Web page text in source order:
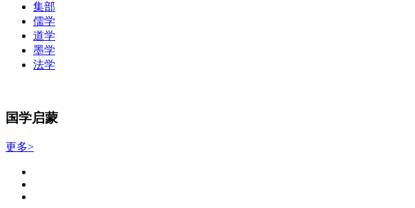
集部
儒学
道学
墨学
法学
国学启蒙
更多>